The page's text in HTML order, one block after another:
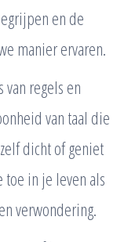
en de
manier ervaren.
van regels en
van taal die
dicht of geniet
toe in je leven als
verwondering.